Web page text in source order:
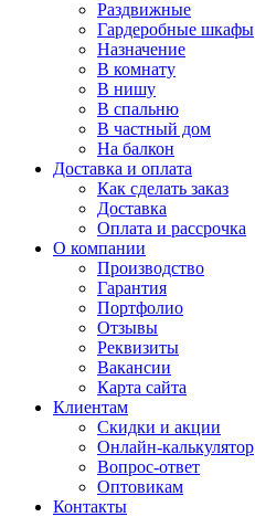
Раздвижные
Гардеробные шкафы
Назначение
В комнату
В нишу
В спальню
В частный дом
На балкон
Доставка и оплата
Как сделать заказ
Доставка
Оплата и рассрочка
О компании
Производство
Гарантия
Портфолио
Отзывы
Реквизиты
Вакансии
Карта сайта
Клиентам
Скидки и акции
Онлайн-калькулятор
Вопрос-ответ
Оптовикам
Контакты